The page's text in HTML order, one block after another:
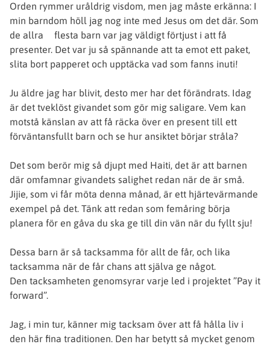
Orden rymmer uråldrig visdom, men jag måste erkänna: I
min barndom höll jag nog inte med Jesus om det där. Som
de allra flesta barn var jag väldigt förtjust i att få
presenter. Det var ju så spännande att ta emot ett paket,
slita bort papperet och upptäcka vad som fanns inuti!
Ju äldre jag har blivit, desto mer har det förändrats. Idag
är det tveklöst givandet som gör mig saligare. Vem kan
motstå känslan av att få räcka över en present till ett
förväntansfullt barn och se hur ansiktet börjar stråla?
Det som berör mig så djupt med Haiti, det är att barnen
där omfamnar givandets salighet redan när de är små.
Jijie, som vi får möta denna månad, är ett hjärtevärmande
exempel på det. Tänk att redan som femåring börja
planera för en gåva du ska ge till din vän när du fyllt sju!
Dessa barn är så tacksamma för allt de får, och lika
tacksamma när de får chans att själva ge något.
Den tacksamheten genomsyrar varje led i projektet ”Pay it
forward”.
Jag, i min tur, känner mig tacksam över att få hålla liv i
den här fina traditionen. Den har betytt så mycket genom